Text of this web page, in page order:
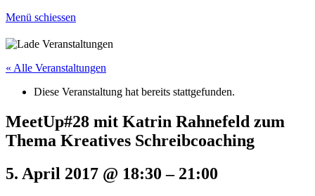
Menü schiessen
« Alle Veranstaltungen
Diese Veranstaltung hat bereits stattgefunden.
MeetUp#28 mit Katrin Rahnefeld zum
Thema Kreatives Schreibcoaching
5. April 2017 @ 18:30 – 21:00